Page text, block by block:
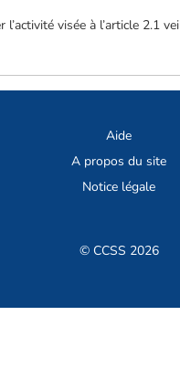
visée à l’article 2.1
Aide
A propos du site
Notice légale
© CCSS 2026